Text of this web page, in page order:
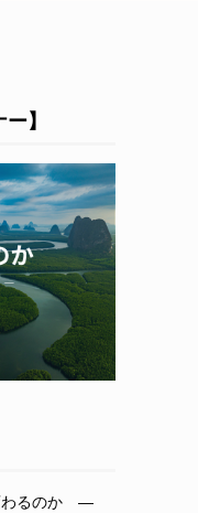
】
わるのか ―